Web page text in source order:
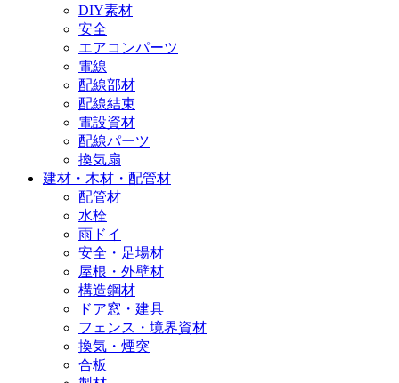
DIY素材
安全
エアコンパーツ
電線
配線部材
配線結束
電設資材
配線パーツ
換気扇
建材・木材・配管材
配管材
水栓
雨ドイ
安全・足場材
屋根・外壁材
構造鋼材
ドア窓・建具
フェンス・境界資材
換気・煙突
合板